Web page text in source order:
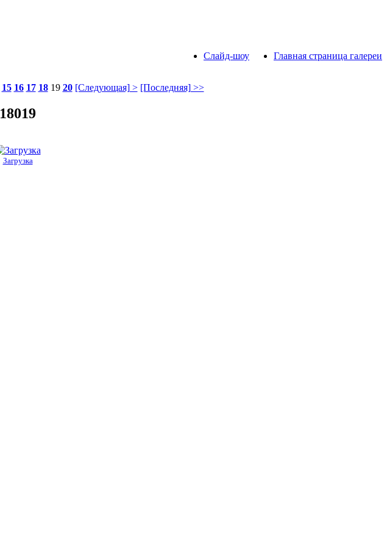
Главная страница галереи
Слайд-шоу
15 16 17 18 19 20 [Следующая] > [Последняя] >>
18019
Загрузка